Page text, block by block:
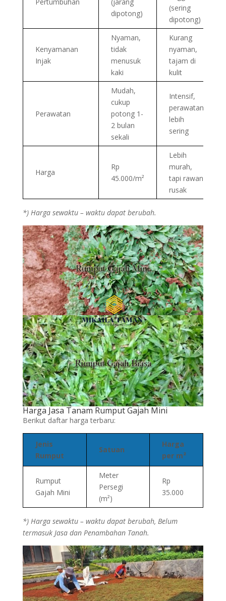
Pertumbuhan
(jarang
dipotong)
(sering
dipotong)
Kenyamanan
Injak
Nyaman,
tidak
menusuk
kaki
Kurang
nyaman,
tajam di
kulit
Perawatan
Mudah,
cukup
potong 1-
2 bulan
sekali
Intensif,
perawatan
lebih
sering
Harga
Rp
45.000/m²
Lebih
murah,
tapi rawan
rusak
*) Harga sewaktu – waktu dapat berubah.
Harga Jasa Tanam Rumput Gajah Mini
Berikut daftar harga terbaru:
Jenis
Rumput
Satuan
Harga
per m²
Rumput
Gajah Mini
Meter
Persegi
(m²)
Rp
35.000
*) Harga sewaktu – waktu dapat berubah, Belum
termasuk Jasa dan Penambahan Tanah.